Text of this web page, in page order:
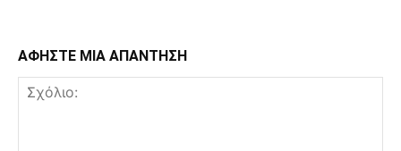
ΑΦΗΣΤΕ ΜΙΑ ΑΠΑΝΤΗΣΗ